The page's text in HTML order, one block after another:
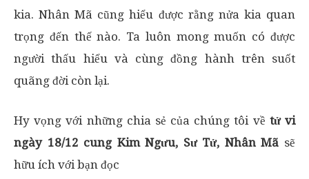
kia. Nhân Mã cũng hiểu được rằng nửa kia quan
trọng đến thế nào. Ta luôn mong muốn có được
người thấu hiểu và cùng đồng hành trên suốt
quãng đời còn lại.
Hy vọng với những chia sẻ của chúng tôi về tử vi
ngày 18/12 cung Kim Ngưu, Sư Tử, Nhân Mã sẽ
hữu ích với bạn đọc